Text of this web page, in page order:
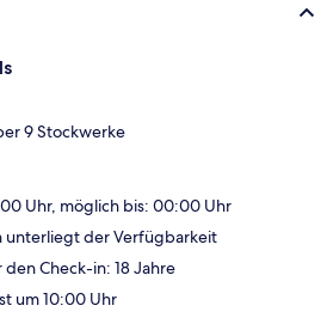
9 Stockwerke
Uhr, möglich bis: 00:00 Uhr
unterliegt der Verfügbarkeit
Check-in: 18 Jahre
um 10:00 Uhr